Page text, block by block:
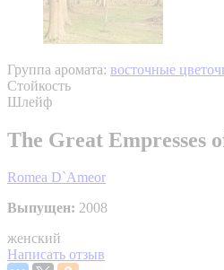
Группа аромата: восточные
Стойкость
Шлейф
The Great Empresses
Romea D`Ameor
Выпущен: 2008
женский
Написать отзыв